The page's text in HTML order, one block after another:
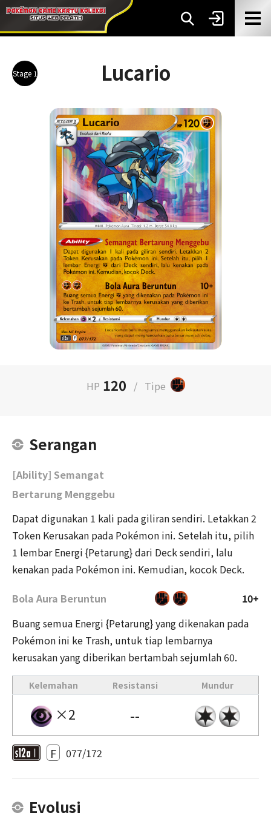
Stage 1 Lucario
HP 120 / Tipe
Serangan
[Ability] Semangat
Bertarung Menggebu
Dapat digunakan 1 kali pada giliran sendiri. Letakkan 2
Token Kerusakan pada Pokémon ini. Setelah itu, pilih
1 lembar Energi {Petarung} dari Deck sendiri, lalu
kenakan pada Pokémon ini. Kemudian, kocok Deck.
Bola Aura Beruntun
10+
Buang semua Energi {Petarung} yang dikenakan pada
Pokémon ini ke Trash, untuk tiap lembarnya
kerusakan yang diberikan bertambah sejumlah 60.
Kelemahan Resistansi Mundur
×2 --
F 077/172
Evolusi